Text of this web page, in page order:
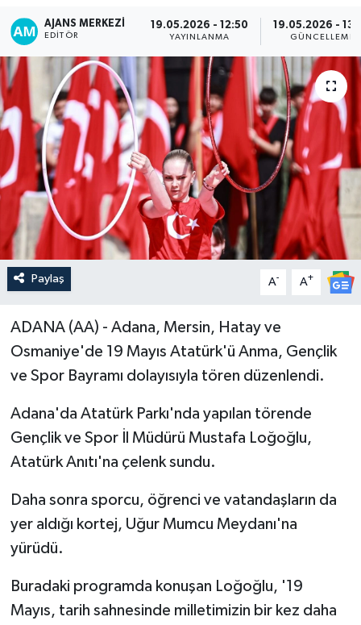
AJANS MERKEZI
EDITÖR
19.05.2026 - 12:50
YAYINLANMA
19.05.2026 -
GÜNCELLEME
Paylaş A- A+
ADANA (AA) - Adana, Mersin, Hatay ve
Osmaniye'de 19 Mayıs Atatürk'ü Anma, Gençlik
ve Spor Bayramı dolayısıyla tören düzenlendi.
Adana'da Atatürk Parkı'nda yapılan törende
Gençlik ve Spor İl Müdürü Mustafa Loğoğlu,
Atatürk Anıtı'na çelenk sundu.
Daha sonra sporcu, öğrenci ve vatandaşların da
yer aldığı kortej, Uğur Mumcu Meydanı'na
yürüdü.
Buradaki programda konuşan Loğoğlu, '19
Mayıs, tarih sahnesinde milletimizin bir kez daha